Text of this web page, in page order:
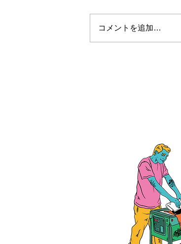
お盆休みについて
コメントを追加…